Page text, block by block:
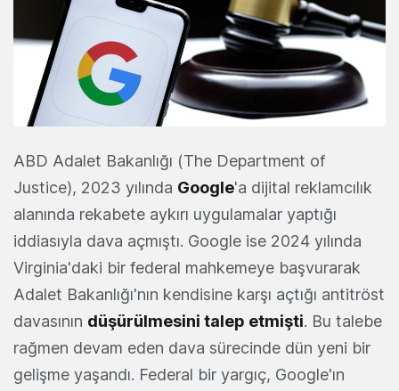
ABD Adalet Bakanlığı (The Department of
Justice), 2023 yılında Google'a dijital reklamcılık
alanında rekabete aykırı uygulamalar yaptığı
iddiasıyla dava açmıştı. Google ise 2024 yılında
Virginia'daki bir federal mahkemeye başvurarak
Adalet Bakanlığı'nın kendisine karşı açtığı antitröst
davasının düşürülmesini talep etmişti. Bu talebe
rağmen devam eden dava sürecinde dün yeni bir
gelişme yaşandı. Federal bir yargıç, Google'ın